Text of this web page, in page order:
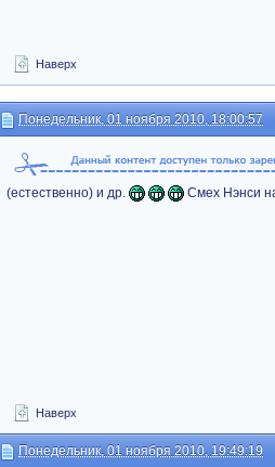
Наверх
Понедельник, 01 ноября 2010, 18:00:57
(естественно) и др.
Смех Нэнси
Наверх
Понедельник, 01 ноября 2010, 19:49:19